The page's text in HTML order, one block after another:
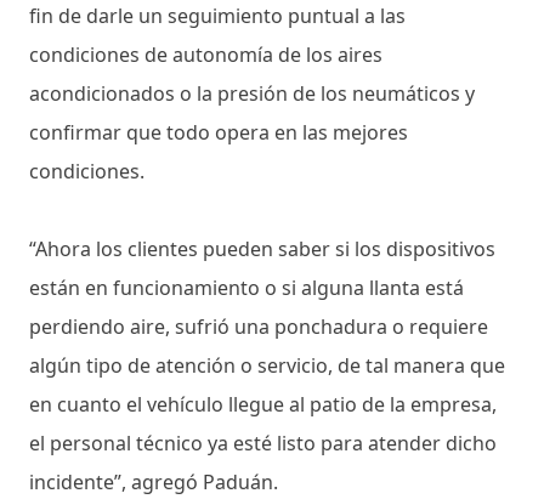
fin de darle un seguimiento puntual a las
condiciones de autonomía de los aires
acondicionados o la presión de los neumáticos y
confirmar que todo opera en las mejores
condiciones.
“Ahora los clientes pueden saber si los dispositivos
están en funcionamiento o si alguna llanta está
perdiendo aire, sufrió una ponchadura o requiere
algún tipo de atención o servicio, de tal manera que
en cuanto el vehículo llegue al patio de la empresa,
el personal técnico ya esté listo para atender dicho
incidente”, agregó Paduán.